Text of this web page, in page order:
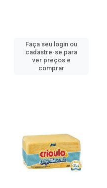
Faça seu login ou
cadastre-se para
ver preços e
comprar